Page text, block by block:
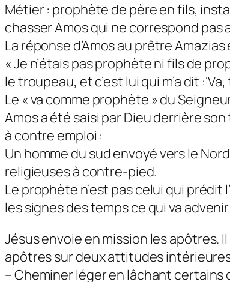
Métier : prophète de père en fils,
chasser Amos qui ne correspond pas
La réponse d’Amos au prêtre
« Je n’étais pas prophète ni fils de
le troupeau, et c’est lui qui m’a dit
Le « va comme prophète » du
Amos a été saisi par Dieu derrière
à contre emploi :
Un homme du sud envoyé vers le
religieuses à contre-pied.
Le prophète n’est pas celui qui prédit
les signes des temps ce qui va
Jésus envoie en mission les apôtres.
apôtres sur deux attitudes
– Cheminer léger en lâchant